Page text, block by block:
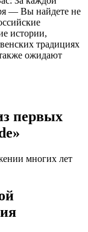
— Вы найдете не
истории,
традициях
ожидают
первых
многих лет